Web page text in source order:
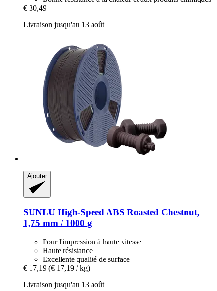
€ 30,49
Livraison jusqu'au 13 août
Ajouter
SUNLU High-​Speed ABS Roasted Chestnut,
1,75 mm / 1000 g
Pour l'impression à haute vitesse
Haute résistance
Excellente qualité de surface
€ 17,19 (€ 17,19 / kg)
Livraison jusqu'au 13 août